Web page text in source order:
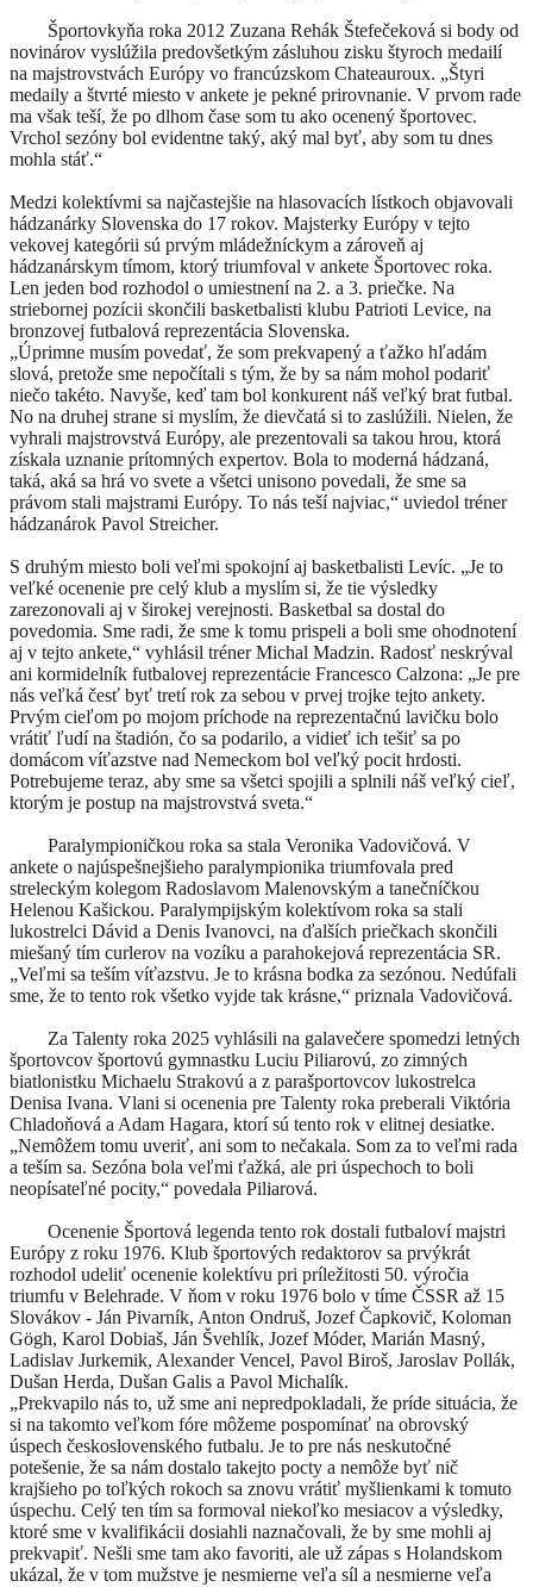
Športovkyňa roka 2012 Zuzana Rehák Štefečeková si body od
novinárov vyslúžila predovšetkým zásluhou zisku štyroch medailí
na majstrovstvách Európy vo francúzskom Chateauroux. „Štyri
medaily a štvrté miesto v ankete je pekné prirovnanie. V prvom rade
ma však teší, že po dlhom čase som tu ako ocenený športovec.
Vrchol sezóny bol evidentne taký, aký mal byť, aby som tu dnes
mohla stáť.“
Medzi kolektívmi sa najčastejšie na hlasovacích lístkoch objavovali
hádzanárky Slovenska do 17 rokov. Majsterky Európy v tejto
vekovej kategórii sú prvým mládežníckym a zároveň aj
hádzanárskym tímom, ktorý triumfoval v ankete Športovec roka.
Len jeden bod rozhodol o umiestnení na 2. a 3. priečke. Na
striebornej pozícii skončili basketbalisti klubu Patrioti Levice, na
bronzovej futbalová reprezentácia Slovenska.
„Úprimne musím povedať, že som prekvapený a ťažko hľadám
slová, pretože sme nepočítali s tým, že by sa nám mohol podariť
niečo takéto. Navyše, keď tam bol konkurent náš veľký brat futbal.
No na druhej strane si myslím, že dievčatá si to zaslúžili. Nielen, že
vyhrali majstrovstvá Európy, ale prezentovali sa takou hrou, ktorá
získala uznanie prítomných expertov. Bola to moderná hádzaná,
taká, aká sa hrá vo svete a všetci unisono povedali, že sme sa
právom stali majstrami Európy. To nás teší najviac,“ uviedol tréner
hádzanárok Pavol Streicher.
S druhým miesto boli veľmi spokojní aj basketbalisti Levíc. „Je to
veľké ocenenie pre celý klub a myslím si, že tie výsledky
zarezonovali aj v širokej verejnosti. Basketbal sa dostal do
povedomia. Sme radi, že sme k tomu prispeli a boli sme ohodnotení
aj v tejto ankete,“ vyhlásil tréner Michal Madzin. Radosť neskrýval
ani kormidelník futbalovej reprezentácie Francesco Calzona: „Je pre
nás veľká česť byť tretí rok za sebou v prvej trojke tejto ankety.
Prvým cieľom po mojom príchode na reprezentačnú lavičku bolo
vrátiť ľudí na štadión, čo sa podarilo, a vidieť ich tešiť sa po
domácom víťazstve nad Nemeckom bol veľký pocit hrdosti.
Potrebujeme teraz, aby sme sa všetci spojili a splnili náš veľký cieľ,
ktorým je postup na majstrovstvá sveta.“
Paralympioničkou roka sa stala Veronika Vadovičová. V
ankete o najúspešnejšieho paralympionika triumfovala pred
streleckým kolegom Radoslavom Malenovským a tanečníčkou
Helenou Kašickou. Paralympijským kolektívom roka sa stali
lukostrelci Dávid a Denis Ivanovci, na ďalších priečkach skončili
miešaný tím curlerov na vozíku a parahokejová reprezentácia SR.
„Veľmi sa teším víťazstvu. Je to krásna bodka za sezónou. Nedúfali
sme, že to tento rok všetko vyjde tak krásne,“ priznala Vadovičová.
Za Talenty roka 2025 vyhlásili na galavečere spomedzi letných
športovcov športovú gymnastku Luciu Piliarovú, zo zimných
biatlonistku Michaelu Strakovú a z parašportovcov lukostrelca
Denisa Ivana. Vlani si ocenenia pre Talenty roka preberali Viktória
Chladoňová a Adam Hagara, ktorí sú tento rok v elitnej desiatke.
„Nemôžem tomu uveriť, ani som to nečakala. Som za to veľmi rada
a teším sa. Sezóna bola veľmi ťažká, ale pri úspechoch to boli
neopísateľné pocity,“ povedala Piliarová.
Ocenenie Športová legenda tento rok dostali futbaloví majstri
Európy z roku 1976. Klub športových redaktorov sa prvýkrát
rozhodol udeliť ocenenie kolektívu pri príležitosti 50. výročia
triumfu v Belehrade. V ňom v roku 1976 bolo v tíme ČSSR až 15
Slovákov - Ján Pivarník, Anton Ondruš, Jozef Čapkovič, Koloman
Gögh, Karol Dobiaš, Ján Švehlík, Jozef Móder, Marián Masný,
Ladislav Jurkemik, Alexander Vencel, Pavol Biroš, Jaroslav Pollák,
Dušan Herda, Dušan Galis a Pavol Michalík.
„Prekvapilo nás to, už sme ani nepredpokladali, že príde situácia, že
si na takomto veľkom fóre môžeme pospomínať na obrovský
úspech československého futbalu. Je to pre nás neskutočné
potešenie, že sa nám dostalo takejto pocty a nemôže byť nič
krajšieho po toľkých rokoch sa znovu vrátiť myšlienkami k tomuto
úspechu. Celý ten tím sa formoval niekoľko mesiacov a výsledky,
ktoré sme v kvalifikácii dosiahli naznačovali, že by sme mohli aj
prekvapiť. Nešli sme tam ako favoriti, ale už zápas s Holandskom
ukázal, že v tom mužstve je nesmierne veľa síl a nesmierne veľa